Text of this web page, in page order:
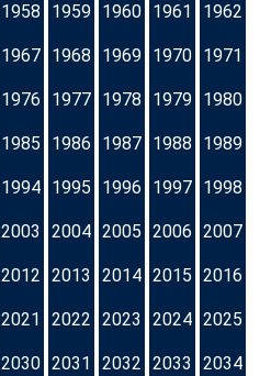
1958 1959 1960 1961 1962
1967 1968 1969 1970 1971
1976 1977 1978 1979 1980
1985 1986 1987 1988 1989
1994 1995 1996 1997 1998
2003 2004 2005 2006 2007
2012 2013 2014 2015 2016
2021 2022 2023 2024 2025
2030 2031 2032 2033 2034